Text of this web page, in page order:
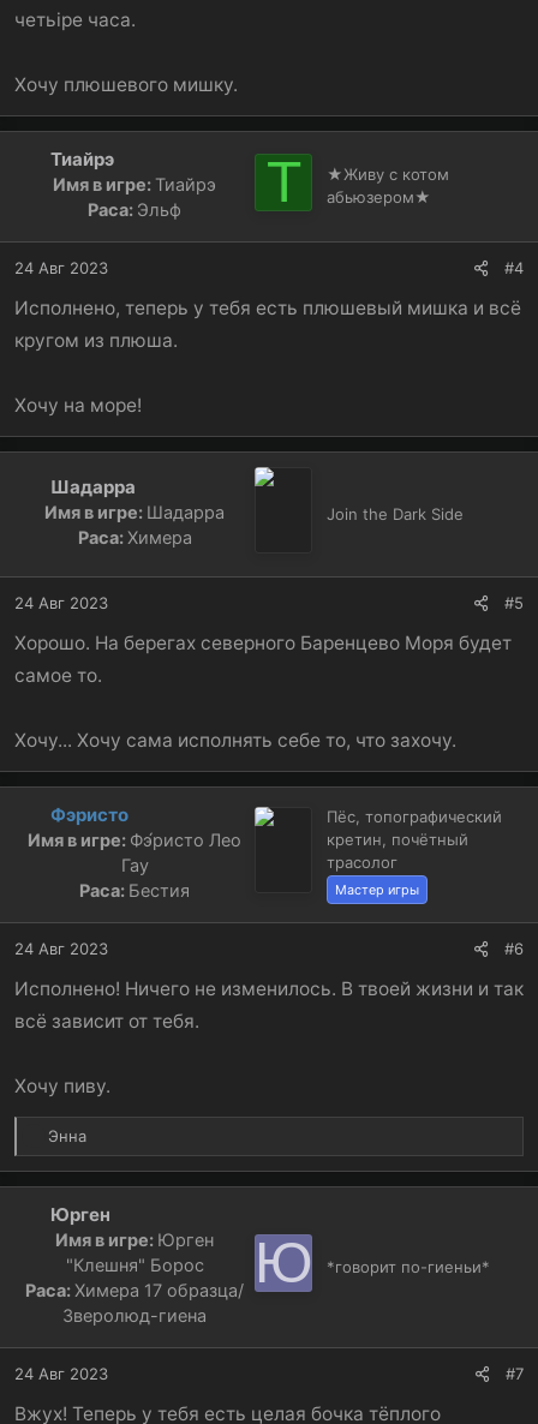
четьіре часа.
Хочу плюшевого мишку.
Тиайрэ
Имя в игре: Тиайрэ
Раса: Эльф Т
★Живу с котом
абьюзером★
24 Авг 2023 #4
Исполнено, теперь у тебя есть плюшевый мишка и всё
кругом из плюша.
Хочу на море!
Шадарра
Имя в игре: Шадарра
Раса:Химера
Join the Dark Side
24 Авг 2023 #5
Хорошо. На берегах северного Баренцево Моря будет
самое то.
Хочу... Хочу сама исполнять себе то, что захочу.
Фэристо
Имя в игре: Фэ́ристо Лео
Гау
Раса: Бестия
Пёс, топографический
кретин, почётный
трасолог
Мастер игры
24 Авг 2023 #6
Исполнено! Ничего не изменилось. В твоей жизни и так
всё зависит от тебя.
Хочу пиву.
Р
е
ц
:
Энна
Юрген
Имя в игре: Юрген
"Клешня" Борос
Раса:Химера 17 образца/
Зверолюд-гиена
Ю *говорит по-гиеньи*
24 Авг 2023 #7
Вжух! Теперь у тебя есть целая бочка тёплого